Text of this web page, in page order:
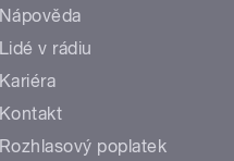
Nápověda
Lidé v rádiu
Kariéra
Kontakt
Rozhlasový poplatek